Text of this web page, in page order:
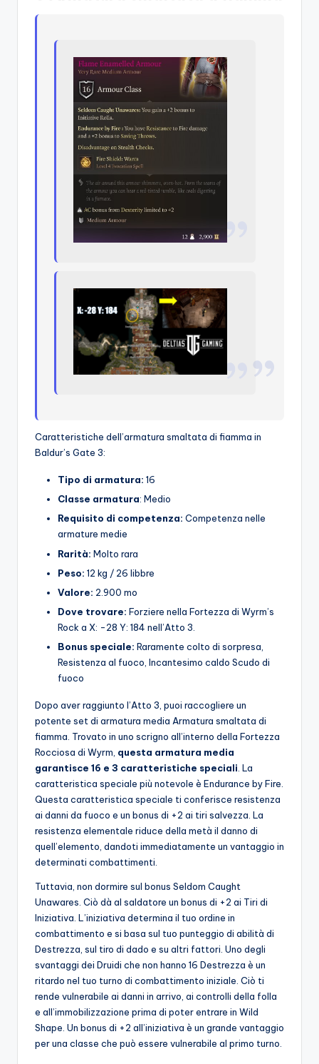
Caratteristiche dell’armatura smaltata di fiamma in
Baldur’s Gate 3:
Tipo di armatura: 16
Classe armatura: Medio
Requisito di competenza: Competenza nelle
armature medie
Rarità: Molto rara
Peso: 12 kg / 26 libbre
Valore: 2.900 mo
Dove trovare: Forziere nella Fortezza di Wyrm’s
Rock a X: -28 Y: 184 nell’Atto 3.
Bonus speciale: Raramente colto di sorpresa,
Resistenza al fuoco, Incantesimo caldo Scudo di
fuoco
Dopo aver raggiunto l’Atto 3, puoi raccogliere un
potente set di armatura media Armatura smaltata di
fiamma. Trovato in uno scrigno all’interno della Fortezza
Rocciosa di Wyrm, questa armatura media
garantisce 16 e 3 caratteristiche speciali . La
caratteristica speciale più notevole è Endurance by Fire.
Questa caratteristica speciale ti conferisce resistenza
ai danni da fuoco e un bonus di +2 ai tiri salvezza. La
resistenza elementale riduce della metà il danno di
quell’elemento, dandoti immediatamente un vantaggio in
determinati combattimenti.
Tuttavia, non dormire sul bonus Seldom Caught
Unawares. Ciò dà al saldatore un bonus di +2 ai Tiri di
Iniziativa. L’iniziativa determina il tuo ordine in
combattimento e si basa sul tuo punteggio di abilità di
Destrezza, sul tiro di dado e su altri fattori. Uno degli
svantaggi dei Druidi che non hanno 16 Destrezza è un
ritardo nel tuo turno di combattimento iniziale. Ciò ti
rende vulnerabile ai danni in arrivo, ai controlli della folla
e all’immobilizzazione prima di poter entrare in Wild
Shape. Un bonus di +2 all’iniziativa è un grande vantaggio
per una classe che può essere vulnerabile al primo turno.